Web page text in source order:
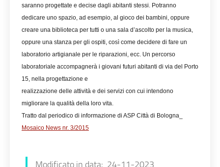
saranno progettate e decise dagli abitanti stessi. Potranno
dedicare uno spazio, ad esempio, al gioco dei bambini, oppure
creare una biblioteca per tutti o una sala d’ascolto per la musica,
oppure una stanza per gli ospiti, così come decidere di fare un
laboratorio artigianale per le riparazioni, ecc. Un percorso
laboratoriale accompagnerà i giovani futuri abitanti di via del Porto
15, nella progettazione e
realizzazione delle attività e dei servizi con cui intendono
migliorare la qualità della loro vita.
Tratto dal periodico di informazione di ASP Città di Bologna_
Mosaico News nr. 3/2015
Modificato in data: 24-11-2023